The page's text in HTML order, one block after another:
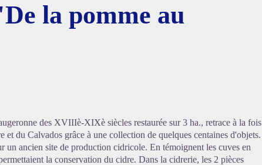
la pomme au
des XVIIIè-XIXè siècles restaurée sur 3 ha., retrace à la fois
du Calvados grâce à une collection de quelques centaines d'objets.
un ancien site de production cidricole. En témoignent les cuves en
la conservation du cidre. Dans la cidrerie, les 2 pièces